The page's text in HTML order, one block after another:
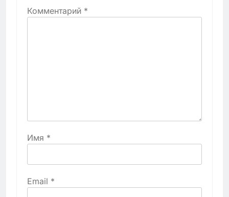
Комментарий *
Имя *
Email *